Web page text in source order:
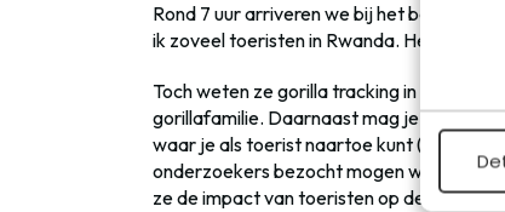
Rond 7 uur arriveren we bij het
ik zoveel toeristen in Rwanda. Het is
Toch weten ze gorilla tracking in Rwanda
gorillafamilie. Daarnaast mag je niet
waar je als toerist naartoe kunt (er zijn
onderzoekers bezocht mogen worden),
ze de impact van toeristen op de